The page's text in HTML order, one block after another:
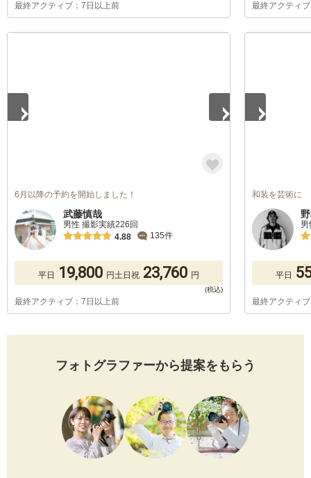
最終アクティブ：7日以上前 最終アクティ
6月以降の予約を開始しました！
武藤慎哉
男性 撮影実績226回
4.88
135件
平日 19,800 円土日祝 23,760 円
最終アクティブ：7日以上前
和装を芸術に
平日
最終アクティ
フォトグラファーから提案をもらう